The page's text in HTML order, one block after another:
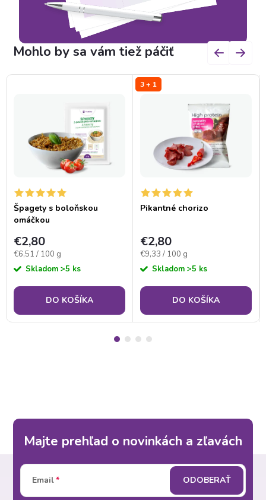
Špagety s boloňskou
omáčkou
€2,80
Jednotková
cena:
€6,51 / 100 g
Skladom >5 ks
DO KOŠÍKA
3 + 1
Pikantné chorizo
€2,80
Jednotková
cena:
€9,33 / 100 g
Skladom >5 ks
DO KOŠÍKA
Majte prehľad o novinkách a zľavách
Email ODOBERAŤ